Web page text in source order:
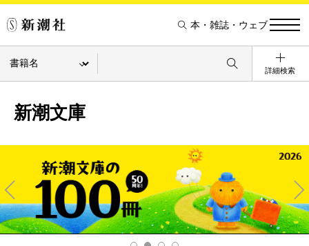
本・雑誌・ウェブ
詳細検索
新潮文庫
Pre
v
Ne
xt